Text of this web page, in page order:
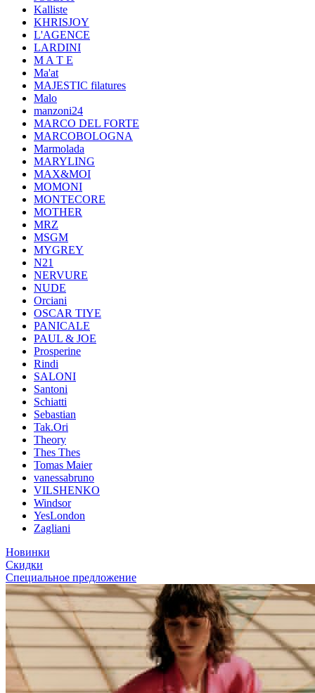
Kalliste
KHRISJOY
L'AGENCE
LARDINI
M A T E
Ma'at
MAJESTIC filatures
Malo
manzoni24
MARCO DEL FORTE
MARCOBOLOGNA
Marmolada
MARYLING
MAX&MOI
MOMONI
MONTECORE
MOTHER
MRZ
MSGM
MYGREY
N21
NERVURE
NUDE
Orciani
OSCAR TIYE
PANICALE
PAUL & JOE
Prosperine
Rindi
SALONI
Santoni
Schiatti
Sebastian
Tak.Ori
Theory
Thes Thes
Tomas Maier
vanessabruno
VILSHENKO
Windsor
YesLondon
Zagliani
Новинки
Скидки
Специальное предложение